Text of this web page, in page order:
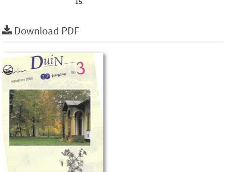
15.
Download PDF